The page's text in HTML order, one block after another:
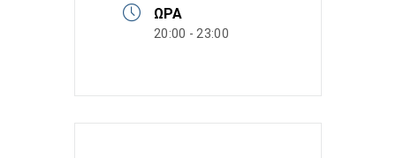
ΏΡΑ
20:00 - 23:00